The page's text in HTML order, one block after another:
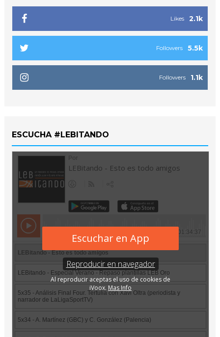
2.1k
Likes
5.5k
Followers
1.1k
Followers
ESCUCHA #LEBITANDO